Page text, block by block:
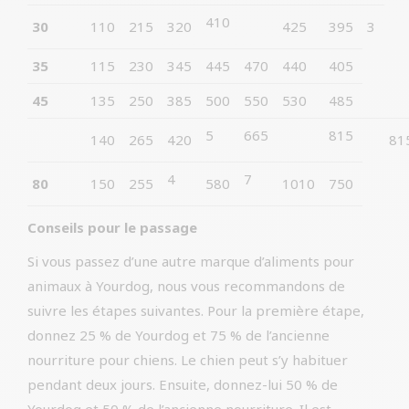
30 110 215 320 410 425 395 3
35 115 230 345 445 470 440
405
45
135 250 385 500 550 530 485
140 265 420 5 665 815
80 150 255 4 580 7 1010 750
Conseils pour le passage
Si vous passez d’une autre marque d’aliments pour
animaux à Yourdog, nous vous recommandons de
suivre les étapes suivantes. Pour la première étape,
donnez 25 % de Yourdog et 75 % de l’ancienne
nourriture pour chiens. Le chien peut s’y habituer
pendant deux jours. Ensuite, donnez-lui 50 % de